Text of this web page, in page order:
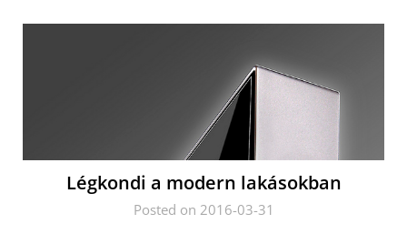
Légkondi a modern lakásokban
Posted on 2016-03-31